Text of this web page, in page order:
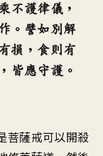
不護律儀 ，
。 譬如別解
損 ， 食則有
， 皆應守護 。
菩薩戒可以開殺